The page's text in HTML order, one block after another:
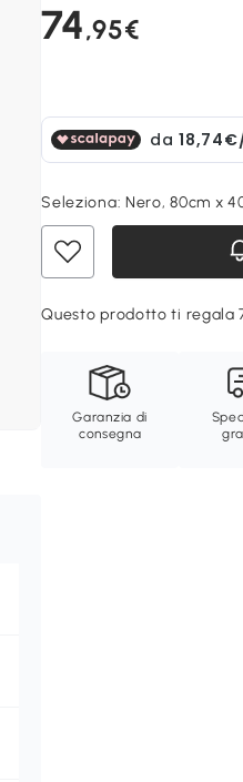
74,95€
Seleziona: Nero, 80cm x
Questo prodotto ti regala
Garanzia di
consegna